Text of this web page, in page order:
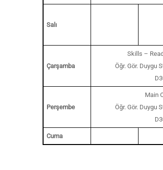
Salı
Çarşamba
Skills –
Öğr. Gör. Duygu
Perşembe
Main
Öğr. Gör. Duygu
Cuma